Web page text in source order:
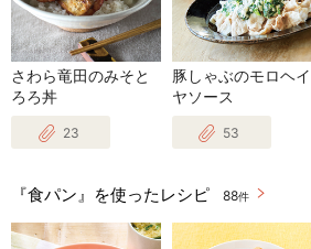
さわら竜田のみそと
ろろ丼
23
豚しゃぶのモロヘイ
ヤソース
53
『食パン』を使ったレシピ 88件